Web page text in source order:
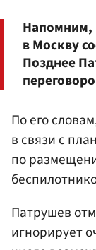
Напомним,
в Москву
Позднее
По его
в связи с
по
Патрушев
игнорирует